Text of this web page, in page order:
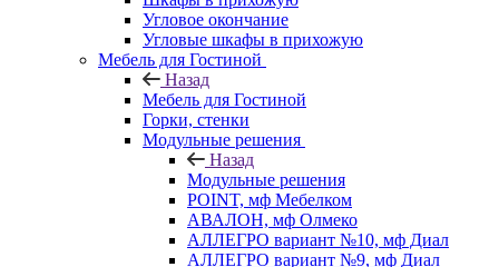
Угловое окончание
Угловые шкафы в прихожую
Мебель для Гостиной
Назад
Мебель для Гостиной
Горки, стенки
Модульные решения
Назад
Модульные решения
POINT, мф Мебелком
АВАЛОН, мф Олмеко
АЛЛЕГРО вариант №10, мф Диал
АЛЛЕГРО вариант №9, мф Диал